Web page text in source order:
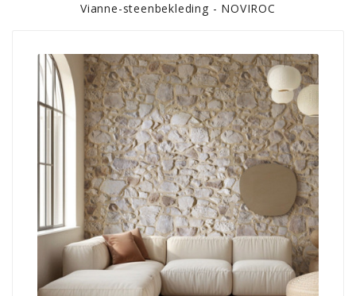
Vianne-steenbekleding - NOVIROC